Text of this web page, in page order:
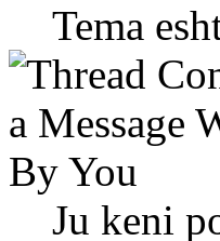
Tema
Ju keni